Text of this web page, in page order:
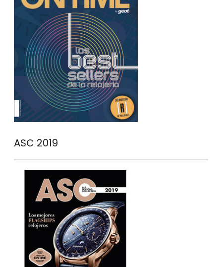
ASC 2019